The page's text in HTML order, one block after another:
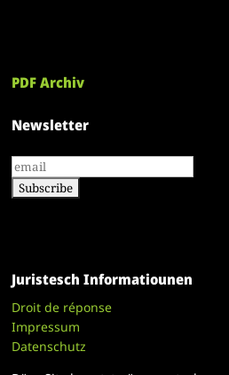
PDF Archiv
Newsletter
Juristesch Informatiounen
Droit de réponse
Impressum
Datenschutz